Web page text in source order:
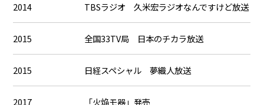
2014 TBSラジオ 久米宏ラジオなんですけど放送
2015 全国33TV局 日本のチカラ放送
2015 日経スペシャル 夢織人放送
2017 「火焔モ器」発売